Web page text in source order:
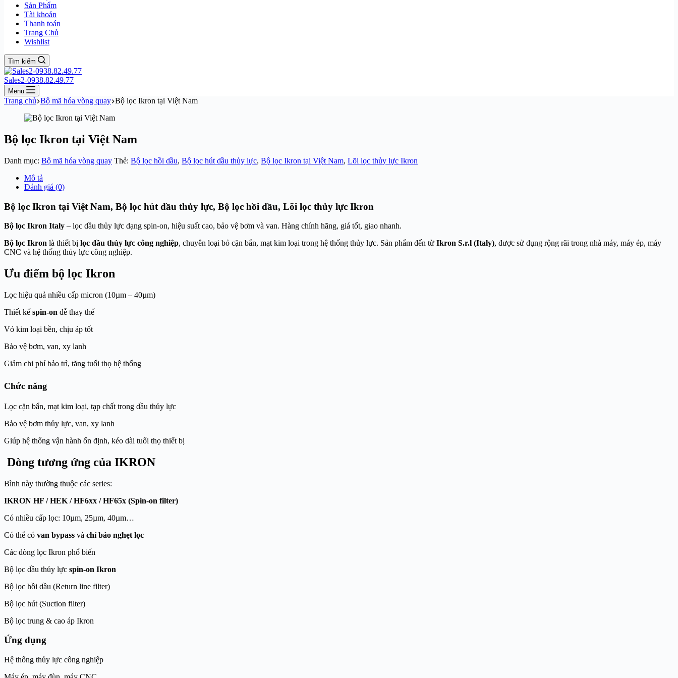
Sản Phẩm
Tài khoản
Thanh toán
Trang Chủ
Wishlist
Tìm kiếm
Sales2-0938.82.49.77
Menu
Trang chủ Bộ mã hóa vòng quay Bộ lọc Ikron tại Việt Nam
Bộ lọc Ikron tại Việt Nam
Danh mục: Bộ mã hóa vòng quay Thẻ: Bộ lọc hồi dầu, Bộ lọc hút dầu thủy lực, Bộ lọc Ikron tại Việt Nam, Lõi lọc thủy lực Ikron
Mô tả
Đánh giá (0)
Bộ lọc Ikron tại Việt Nam, Bộ lọc hút dầu thủy lực, Bộ lọc hồi dầu, Lõi lọc thủy lực Ikron
Bộ lọc Ikron Italy – lọc dầu thủy lực dạng spin-on, hiệu suất cao, bảo vệ bơm và van. Hàng chính hãng, giá tốt, giao nhanh.
Bộ lọc Ikron là thiết bị lọc dầu thủy lực công nghiệp, chuyên loại bỏ cặn bẩn, mạt kim loại trong hệ thống thủy lực. Sản phẩm đến từ Ikron S.r.l (Italy), được sử dụng rộng rãi trong nhà máy, máy ép, máy
CNC và hệ thống thủy lực công nghiệp.
Ưu điểm bộ lọc Ikron
Lọc hiệu quả nhiều cấp micron (10µm – 40µm)
Thiết kế spin-on dễ thay thế
Vỏ kim loại bền, chịu áp tốt
Bảo vệ bơm, van, xy lanh
Giảm chi phí bảo trì, tăng tuổi thọ hệ thống
Chức năng
Lọc cặn bẩn, mạt kim loại, tạp chất trong dầu thủy lực
Bảo vệ bơm thủy lực, van, xy lanh
Giúp hệ thống vận hành ổn định, kéo dài tuổi thọ thiết bị
Dòng tương ứng của IKRON
Bình này thường thuộc các series:
IKRON HF / HEK / HF6xx / HF65x (Spin-on filter)
Có nhiều cấp lọc: 10µm, 25µm, 40µm…
Có thể có van bypass và chỉ báo nghẹt lọc
Các dòng lọc Ikron phổ biến
Bộ lọc dầu thủy lực spin-on Ikron
Bộ lọc hồi dầu (Return line filter)
Bộ lọc hút (Suction filter)
Bộ lọc trung & cao áp Ikron
Ứng dụng
Hệ thống thủy lực công nghiệp